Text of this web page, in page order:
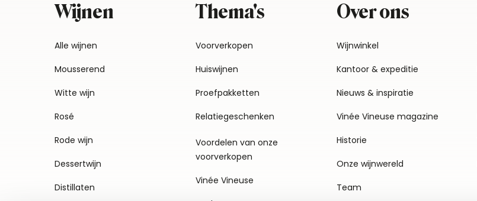
Wijnen
Alle wijnen
Mousserend
Witte wijn
Rosé
Rode wijn
Dessertwijn
Distillaten
Thema's
Voorverkopen
Huiswijnen
Proefpakketten
Relatiegeschenken
Voordelen van onze
voorverkopen
Vinée Vineuse
Over ons
Wijnwinkel
Kantoor & expeditie
Nieuws & inspiratie
Vinée Vineuse magazine
Historie
Onze wijnwereld
Team